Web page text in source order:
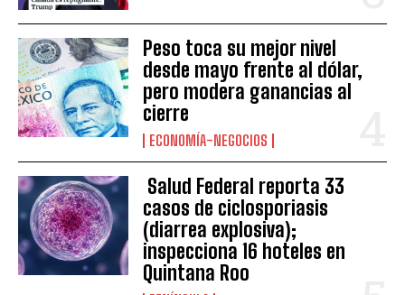
Peso toca su mejor nivel
desde mayo frente al dólar,
pero modera ganancias al
cierre
ECONOMÍA-NEGOCIOS
Salud Federal reporta 33
casos de ciclosporiasis
(diarrea explosiva);
inspecciona 16 hoteles en
Quintana Roo